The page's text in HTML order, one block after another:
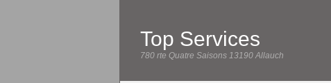
Top Services
780 rte Quatre Saisons 13190 Allauch